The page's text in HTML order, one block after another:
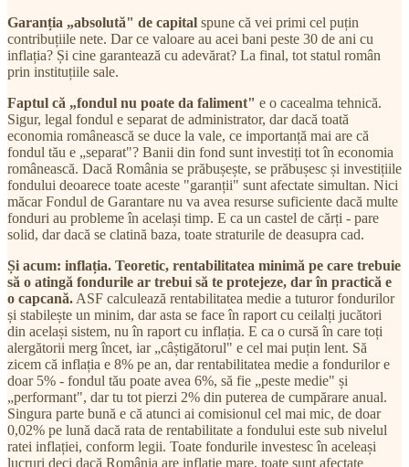
Garanția „absolută" de capital spune că vei primi cel puțin
contribuțiile nete. Dar ce valoare au acei bani peste 30 de ani cu
inflația? Și cine garantează cu adevărat? La final, tot statul român
prin instituțiile sale.
Faptul că „fondul nu poate da faliment" e o cacealma tehnică.
Sigur, legal fondul e separat de administrator, dar dacă toată
economia românească se duce la vale, ce importanță mai are că
fondul tău e „separat"? Banii din fond sunt investiți tot în economia
românească. Dacă România se prăbușește, se prăbușesc și investițiile
fondului deoarece toate aceste "garanții" sunt afectate simultan. Nici
măcar Fondul de Garantare nu va avea resurse suficiente dacă multe
fonduri au probleme în același timp. E ca un castel de cărți - pare
solid, dar dacă se clatină baza, toate straturile de deasupra cad.
Și acum: inflația. Teoretic, rentabilitatea minimă pe care trebuie
să o atingă fondurile ar trebui să te protejeze, dar în practică e
o capcană. ASF calculează rentabilitatea medie a tuturor fondurilor
și stabilește un minim, dar asta se face în raport cu ceilalți jucători
din același sistem, nu în raport cu inflația. E ca o cursă în care toți
alergătorii merg încet, iar „câștigătorul" e cel mai puțin lent. Să
zicem că inflația e 8% pe an, dar rentabilitatea medie a fondurilor e
doar 5% - fondul tău poate avea 6%, să fie „peste medie" și
„performant", dar tu tot pierzi 2% din puterea de cumpărare anual.
Singura parte bună e că atunci ai comisionul cel mai mic, de doar
0,02% pe lună dacă rata de rentabilitate a fondului este sub nivelul
ratei inflației, conform legii. Toate fondurile investesc în aceleași
lucruri deci dacă România are inflație mare, toate sunt afectate